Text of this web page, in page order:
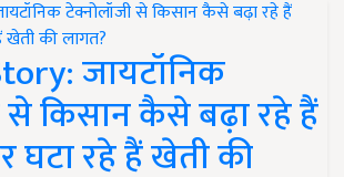
जायटॉनिक
से किसान कैसे बढ़ा रहे हैं
घटा रहे हैं खेती की